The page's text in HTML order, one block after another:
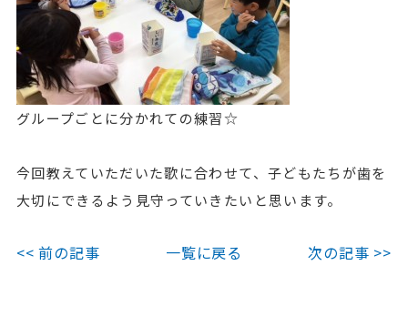
グループごとに分かれての練習☆
今回教えていただいた歌に合わせて、子どもたちが歯を
大切にできるよう見守っていきたいと思います。
<< 前の記事 一覧に戻る 次の記事 >>